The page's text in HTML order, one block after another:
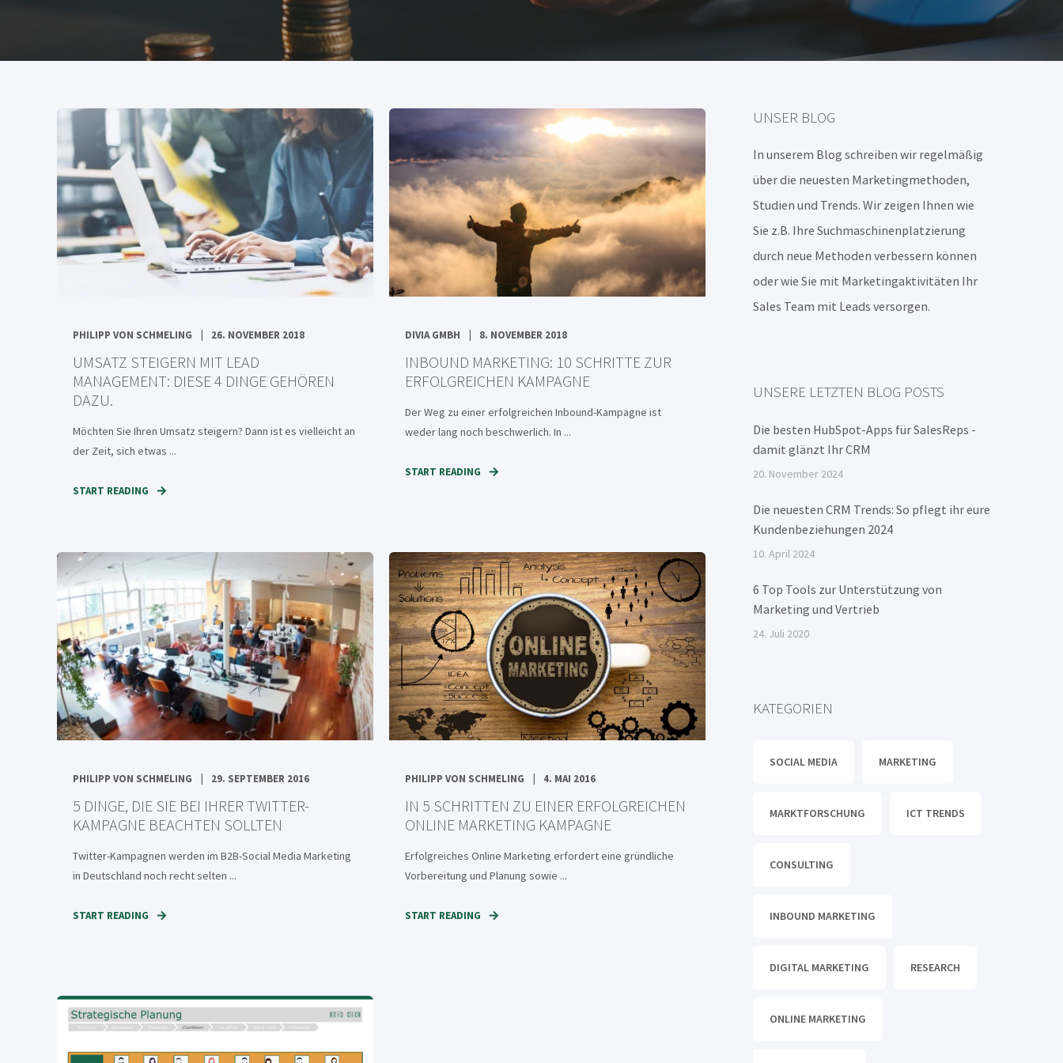
PHILIPP VON SCHMELING 26. NOVEMBER 2018
UMSATZ STEIGERN MIT LEAD
MANAGEMENT: DIESE 4 DINGE GEHÖREN
DAZU.
Möchten Sie Ihren Umsatz steigern? Dann ist es vielleicht an
der Zeit, sich etwas ...
START READING
DIVIA GMBH 8. NOVEMBER 2018
INBOUND MARKETING: 10 SCHRITTE ZUR
ERFOLGREICHEN KAMPAGNE
Der Weg zu einer erfolgreichen Inbound-Kampagne ist
weder lang noch beschwerlich. In ...
START READING
PHILIPP VON SCHMELING 29. SEPTEMBER 2016
5 DINGE, DIE SIE BEI IHRER TWITTER-
KAMPAGNE BEACHTEN SOLLTEN
Twitter-Kampagnen werden im B2B-Social Media Marketing
in Deutschland noch recht selten ...
START READING
PHILIPP VON SCHMELING 4. MAI 2016
IN 5 SCHRITTEN ZU EINER ERFOLGREICHEN
ONLINE MARKETING KAMPAGNE
Erfolgreiches Online Marketing erfordert eine gründliche
Vorbereitung und Planung sowie ...
START READING
UNSER BLOG
In unserem Blog schreiben wir regelmäßig
über die neuesten Marketingmethoden,
Studien und Trends. Wir zeigen Ihnen wie
Sie z.B. Ihre Suchmaschinenplatzierung
durch neue Methoden verbessern können
oder wie Sie mit Marketingaktivitäten Ihr
Sales Team mit Leads versorgen.
UNSERE LETZTEN BLOG POSTS
Die besten HubSpot-Apps für SalesReps -
damit glänzt Ihr CRM
20. November 2024
Die neuesten CRM Trends: So pflegt ihr eure
Kundenbeziehungen 2024
10. April 2024
6 Top Tools zur Unterstützung von
Marketing und Vertrieb
24. Juli 2020
KATEGORIEN
SOCIAL MEDIA MARKETING
MARKTFORSCHUNG ICT TRENDS
CONSULTING
INBOUND MARKETING
DIGITAL MARKETING RESEARCH
ONLINE MARKETING